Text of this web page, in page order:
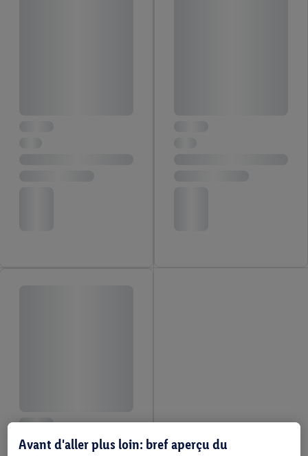
Avant d'aller plus loin: bref aperçu du